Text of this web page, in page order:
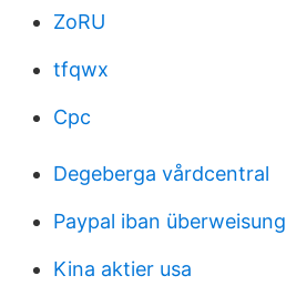
ZoRU
tfqwx
Cpc
Degeberga vårdcentral
Paypal iban überweisung
Kina aktier usa